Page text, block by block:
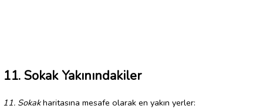
11. Sokak Yakınındakiler
11. Sokakharitasına mesafe olarak en yakın yerler: